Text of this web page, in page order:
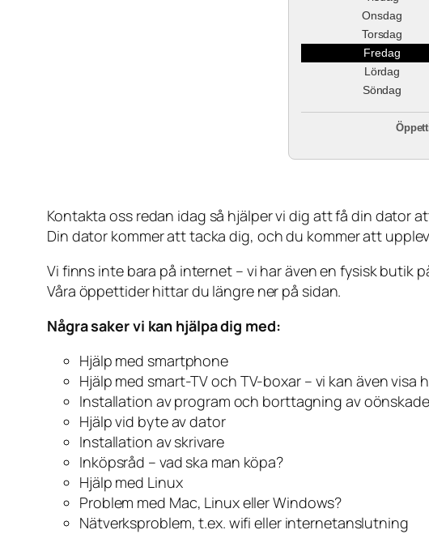
Onsdag
Torsdag
Fredag
Lördag
Söndag
Kontakta oss redan idag så hjälper vi dig att få din dator
Din dator kommer att tacka dig, och du kommer att
Vi finns inte bara på internet – vi har även en fysisk butik
Våra öppettider hittar du längre ner på sidan.
Några saker vi kan hjälpa dig med:
Hjälp med smartphone
Hjälp med smart-TV och TV-boxar – vi kan även visa
Installation av program och borttagning av
Hjälp vid byte av dator
Installation av skrivare
Inköpsråd – vad ska man köpa?
Hjälp med Linux
Problem med Mac, Linux eller Windows?
Nätverksproblem, t.ex. wifi eller internetanslutning